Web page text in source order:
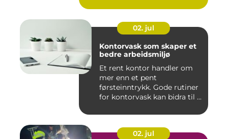
02. jul
Kontorvask som skaper et
bedre arbeidsmiljø
Et rent kontor handler om
mer enn et pent
førsteinntrykk. Gode rutiner
for kontorvask kan bidra til ...
02. jul